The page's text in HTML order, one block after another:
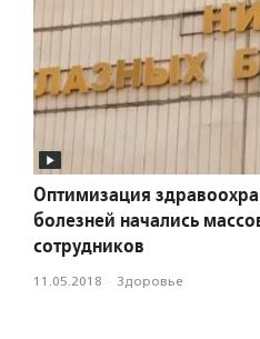
Оптимизация
болезней начались
сотрудников
11.05.2018 · Здоровье